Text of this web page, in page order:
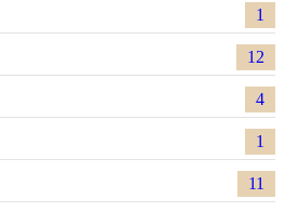
1
12
4
1
11